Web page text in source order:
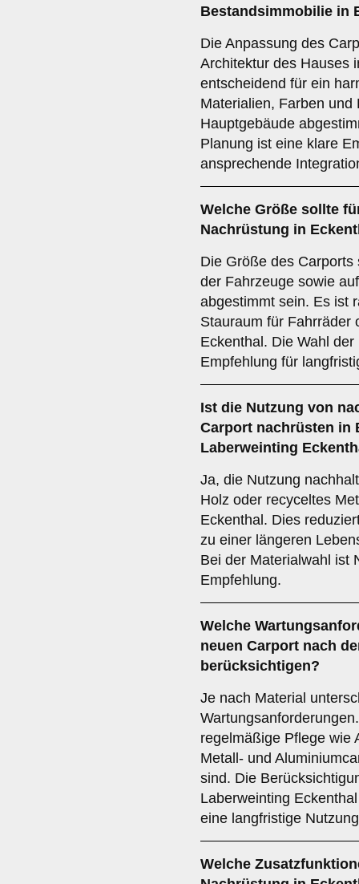
Bestandsimmobilie in
Die Anpassung des
Architektur des Hauses
entscheidend für ein
Materialien, Farben
Hauptgebäude
Planung ist eine klare
ansprechende
Welche Größe sollte
Nachrüstung in
Die Größe des
der Fahrzeuge sowie
abgestimmt sein. Es ist
Stauraum für Fahrräder
Eckenthal. Die Wahl
Empfehlung für
Ist die Nutzung von
Carport nachrüsten in
Laberweinting
Ja, die Nutzung
Holz oder recyceltes
Eckenthal. Dies
zu einer längeren
Bei der Materialwahl ist
Empfehlung.
Welche
neuen Carport nach
berücksichtigen?
Je nach Material
regelmäßige Pflege wie
Metall- und
sind. Die
Laberweinting
eine langfristige
Welche